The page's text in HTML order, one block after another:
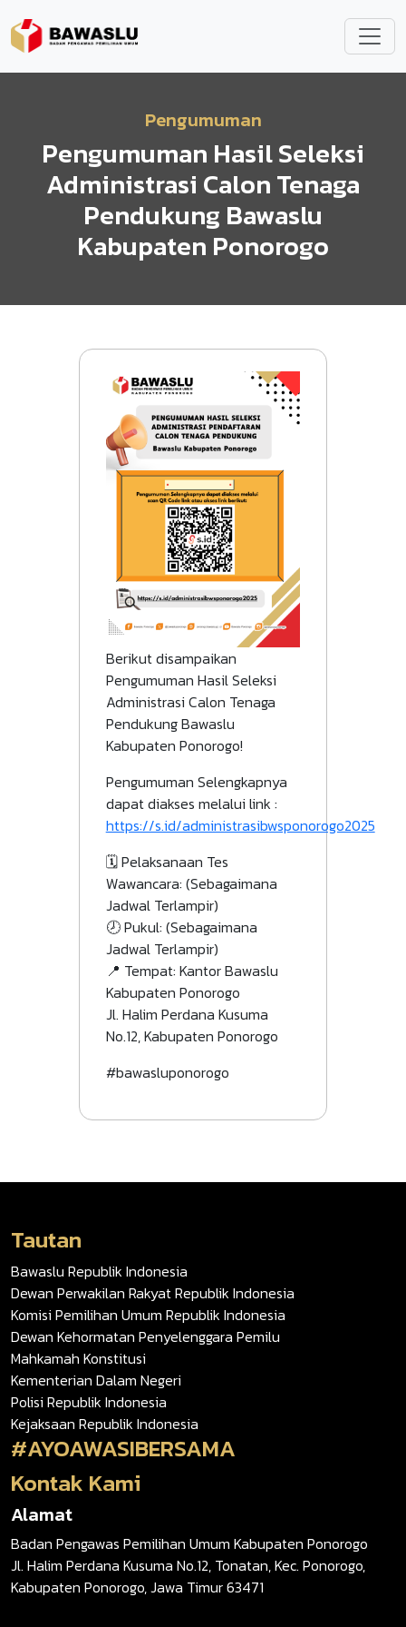
Pengumuman
Pengumuman Hasil Seleksi
Administrasi Calon Tenaga
Pendukung Bawaslu
Kabupaten Ponorogo
Berikut disampaikan
Pengumuman Hasil Seleksi
Administrasi Calon Tenaga
Pendukung Bawaslu
Kabupaten Ponorogo!
Pengumuman Selengkapnya
dapat diakses melalui link :
https://s.id/administrasibwsponorogo2025
🗓 Pelaksanaan Tes
Wawancara: (Sebagaimana
Jadwal Terlampir)
🕗 Pukul: (Sebagaimana
Jadwal Terlampir)
📍 Tempat: Kantor Bawaslu
Kabupaten Ponorogo
Jl. Halim Perdana Kusuma
No.12, Kabupaten Ponorogo
#bawasluponorogo
Tautan
Bawaslu Republik Indonesia
Dewan Perwakilan Rakyat Republik Indonesia
Komisi Pemilihan Umum Republik Indonesia
Dewan Kehormatan Penyelenggara Pemilu
Mahkamah Konstitusi
Kementerian Dalam Negeri
Polisi Republik Indonesia
Kejaksaan Republik Indonesia
#AYOAWASIBERSAMA
Kontak Kami
Alamat
Badan Pengawas Pemilihan Umum Kabupaten Ponorogo
Jl. Halim Perdana Kusuma No.12, Tonatan, Kec. Ponorogo,
Kabupaten Ponorogo, Jawa Timur 63471